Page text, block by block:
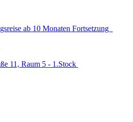
ab 10 Monaten Fortsetzung
11, Raum 5 - 1.Stock